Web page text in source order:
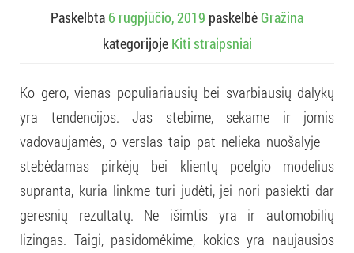
Paskelbta 6 rugpjūčio, 2019 paskelbė Gražina
kategorijoje Kiti straipsniai
Ko gero, vienas populiariausių bei svarbiausių dalykų
yra tendencijos. Jas stebime, sekame ir jomis
vadovaujamės, o verslas taip pat nelieka nuošalyje –
stebėdamas pirkėjų bei klientų poelgio modelius
supranta, kuria linkme turi judėti, jei nori pasiekti dar
geresnių rezultatų. Ne išimtis yra ir automobilių
lizingas. Taigi, pasidomėkime, kokios yra naujausios